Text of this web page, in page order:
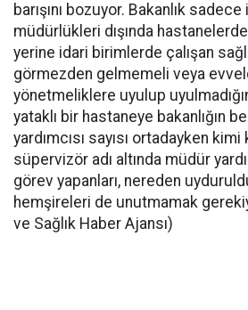
barışını bozuyor. Bakanlık
müdürlükleri dışında
yerine idari birimlerde çalışan
görmezden gelmemeli veya
yönetmeliklere uyulup
yataklı bir hastaneye bakanlığın
yardımcısı sayısı ortadayken
süpervizör adı altında müdür
görev yapanları, nereden
hemşireleri de unutmamak
ve Sağlık Haber Ajansı)